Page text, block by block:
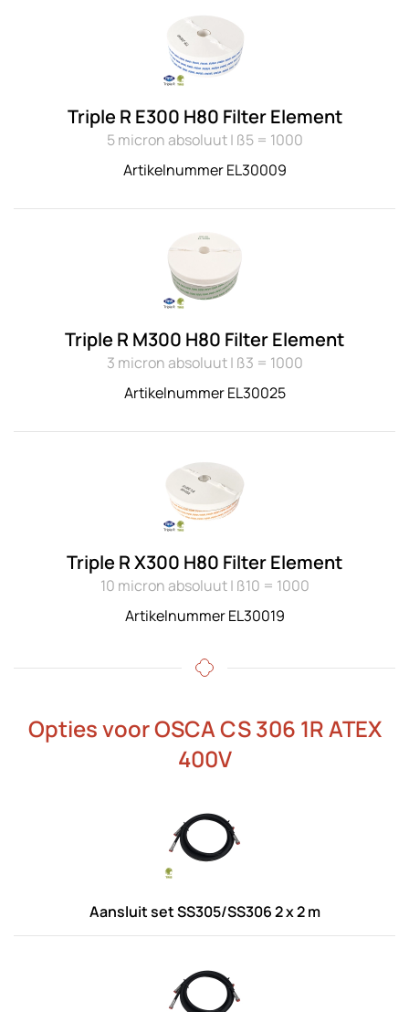
Triple R E300 H80 Filter Element
5 micron absoluut | ß5 = 1000
Artikelnummer EL30009
Triple R M300 H80 Filter Element
3 micron absoluut | ß3 = 1000
Artikelnummer EL30025
Triple R X300 H80 Filter Element
10 micron absoluut | ß10 = 1000
Artikelnummer EL30019
Opties voor OSCA CS 306 1R ATEX
400V
Aansluit set SS305/SS306 2 x 2 m